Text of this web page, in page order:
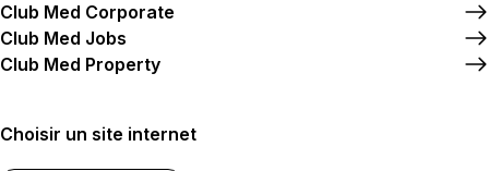
Club Med Corporate
Club Med Jobs
Club Med Property
Choisir un site internet